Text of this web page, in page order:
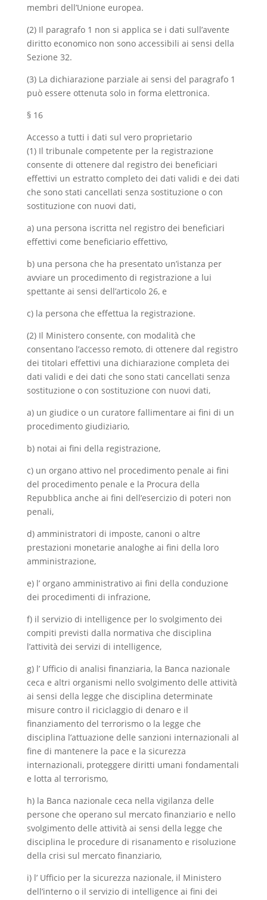
membri dell’Unione europea.
(2) Il paragrafo 1 non si applica se i dati sull’avente
diritto economico non sono accessibili ai sensi della
Sezione 32.
(3) La dichiarazione parziale ai sensi del paragrafo 1
può essere ottenuta solo in forma elettronica.
§ 16
Accesso a tutti i dati sul vero proprietario
(1) Il tribunale competente per la registrazione
consente di ottenere dal registro dei beneficiari
effettivi un estratto completo dei dati validi e dei dati
che sono stati cancellati senza sostituzione o con
sostituzione con nuovi dati,
a) una persona iscritta nel registro dei beneficiari
effettivi come beneficiario effettivo,
b) una persona che ha presentato un’istanza per
avviare un procedimento di registrazione a lui
spettante ai sensi dell’articolo 26, e
c) la persona che effettua la registrazione.
(2) Il Ministero consente, con modalità che
consentano l’accesso remoto, di ottenere dal registro
dei titolari effettivi una dichiarazione completa dei
dati validi e dei dati che sono stati cancellati senza
sostituzione o con sostituzione con nuovi dati,
a) un giudice o un curatore fallimentare ai fini di un
procedimento giudiziario,
b) notai ai fini della registrazione,
c) un organo attivo nel procedimento penale ai fini
del procedimento penale e la Procura della
Repubblica anche ai fini dell’esercizio di poteri non
penali,
d) amministratori di imposte, canoni o altre
prestazioni monetarie analoghe ai fini della loro
amministrazione,
e) l’ organo amministrativo ai fini della conduzione
dei procedimenti di infrazione,
f) il servizio di intelligence per lo svolgimento dei
compiti previsti dalla normativa che disciplina
l’attività dei servizi di intelligence,
g) l’ Ufficio di analisi finanziaria, la Banca nazionale
ceca e altri organismi nello svolgimento delle attività
ai sensi della legge che disciplina determinate
misure contro il riciclaggio di denaro e il
finanziamento del terrorismo o la legge che
disciplina l’attuazione delle sanzioni internazionali al
fine di mantenere la pace e la sicurezza
internazionali, proteggere diritti umani fondamentali
e lotta al terrorismo,
h) la Banca nazionale ceca nella vigilanza delle
persone che operano sul mercato finanziario e nello
svolgimento delle attività ai sensi della legge che
disciplina le procedure di risanamento e risoluzione
della crisi sul mercato finanziario,
i) l’ Ufficio per la sicurezza nazionale, il Ministero
dell’interno o il servizio di intelligence ai fini dei